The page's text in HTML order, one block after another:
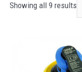
Showing all 9 results